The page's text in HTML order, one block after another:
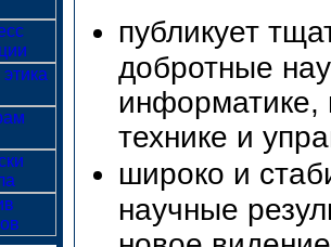
публикует
добротные
информатике,
технике и
широко и
научные